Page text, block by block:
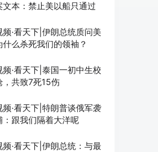
文本：禁止美以船只通过
频·看天下|伊朗总统质问美
什么杀死我们的领袖？
频·看天下|泰国一初中生校
，共致7死15伤
频·看天下|特朗普谈俄军袭
：跟我们隔着大洋呢
频·看天下|伊朗总统：与最